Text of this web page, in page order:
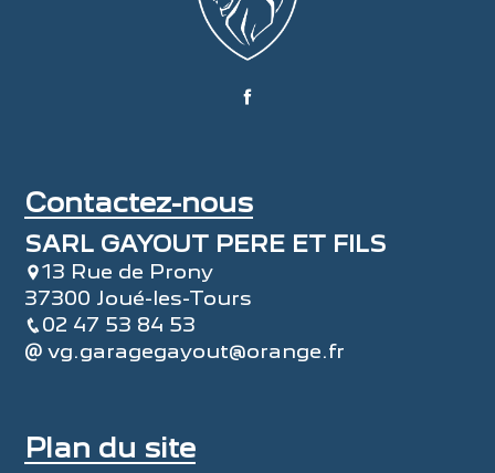
Contactez-nous
SARL GAYOUT PERE ET FILS
13 Rue de Prony
37300 Joué-les-Tours
02 47 53 84 53
vg.garagegayout@orange.fr
Plan du site